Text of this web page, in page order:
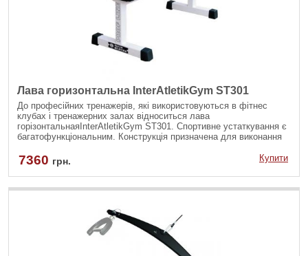
Лава горизонтальна InterAtletikGym ST301
До професійних тренажерів, які використовуються в фітнес
клубах і тренажерних залах відноситься лава
горізонтальнаяInterAtletikGym ST301. Спортивне устаткування є
багатофункціональним. Конструкція призначена для виконання
конструкції допоможуть зробити тіло красивим, сильним і
рельєфним, а також підвищити витривалість організму.
7360 грн. Купити